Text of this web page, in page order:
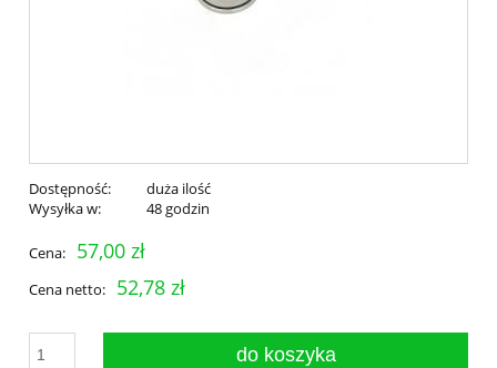
Dostępność:
duża ilość
Wysyłka w:
48 godzin
Cena: 57,00 zł
Cena netto: 52,78 zł
do koszyka